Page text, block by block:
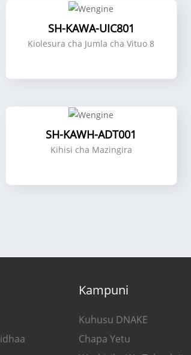
SH-KAWA-UIC801
Kiolesura cha Jumla cha Vituo 8
SH-KAWH-ADT001
Kihisi cha Mazingira
Kampuni
Kuhusu DNAKE
Chapa Yetu